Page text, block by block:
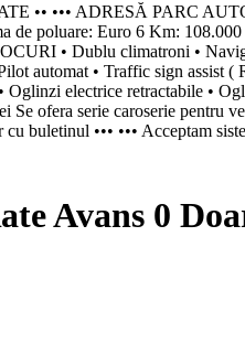
•• ••• ADRESĂ PARC
de poluare: Euro 6 Km:
• Dublu climatroni •
automat • Traffic sign assist (
electrice retractabile •
ofera serie caroserie pentru
buletinul ••• ••• Acceptam
Avans 0